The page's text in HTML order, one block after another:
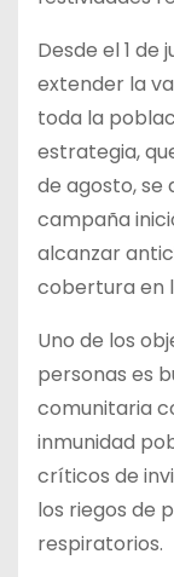
Desde el 1 de
extender la
toda la
estrategia,
de agosto, se
campaña
alcanzar
cobertura en
Uno de los
personas es
comunitaria
inmunidad
críticos de
los riegos de
respiratorios.